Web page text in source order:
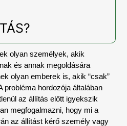
olyan személyek, akik
és annak megoldására
olyan emberek is, akik “csak”
probléma hordozója általában
az állítás előtt igyekszik
megfogalmazni, hogy mi a
az állítást kérő személy vagy